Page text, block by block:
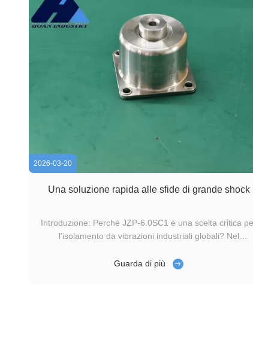
2026-03-20
Una soluzione rapida alle sfide di grande shock
Introduzione: Perché JZP-6.0SC1 è una scelta critica
l'isolamento da vibrazioni industriali globali? Nel
devono essere sempre più precise e affidabili,le
Guarda di più